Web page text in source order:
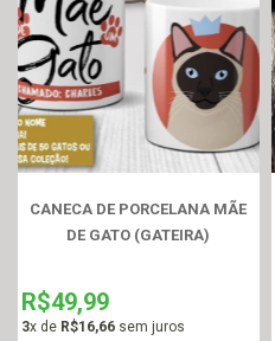
CANECA DE PORCELANA MÃE
DE GATO (GATEIRA)
R$49,99
3x de R$16,66 sem juros